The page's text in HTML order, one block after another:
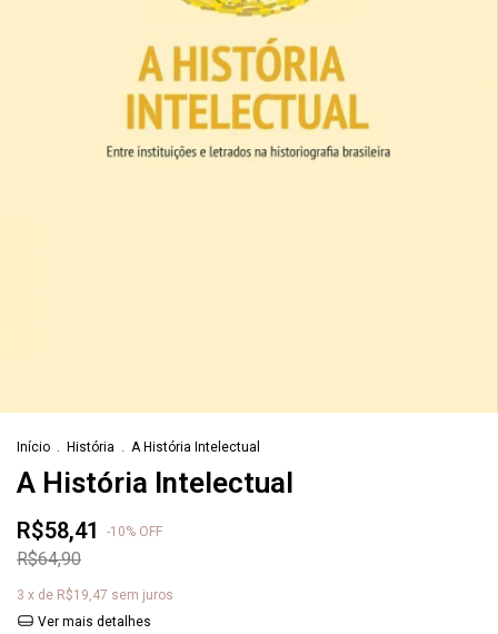
Início História A História Intelectual
A História Intelectual
R$58,41 -10% OFF
R$64,90
3 x de R$19,47 sem juros
Ver mais detalhes